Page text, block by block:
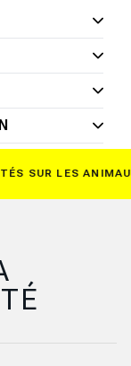
SUR LES ANIMAUX*